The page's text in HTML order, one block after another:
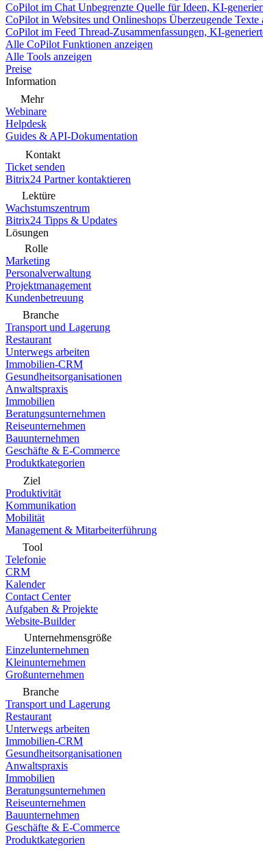
CoPilot im Chat Unbegrenzte Quelle für Ideen, KI-
CoPilot in Websites und Onlineshops Überzeugende
CoPilot im Feed Thread-Zusammenfassungen, KI-
Alle CoPilot Funktionen anzeigen
Alle Tools anzeigen
Preise
Information
Mehr
Webinare
Helpdesk
Guides & API-Dokumentation
Kontakt
Ticket senden
Bitrix24 Partner kontaktieren
Lektüre
Wachstumszentrum
Bitrix24 Tipps & Updates
Lösungen
Rolle
Marketing
Personalverwaltung
Projektmanagement
Kundenbetreuung
Branche
Transport und Lagerung
Restaurant
Unterwegs arbeiten
Immobilien-CRM
Gesundheitsorganisationen
Anwaltspraxis
Immobilien
Beratungsunternehmen
Reiseunternehmen
Bauunternehmen
Geschäfte & E-Commerce
Produktkategorien
Ziel
Produktivität
Kommunikation
Mobilität
Management & Mitarbeiterführung
Tool
Telefonie
CRM
Kalender
Contact Center
Aufgaben & Projekte
Website-Builder
Unternehmensgröße
Einzelunternehmen
Kleinunternehmen
Großunternehmen
Branche
Transport und Lagerung
Restaurant
Unterwegs arbeiten
Immobilien-CRM
Gesundheitsorganisationen
Anwaltspraxis
Immobilien
Beratungsunternehmen
Reiseunternehmen
Bauunternehmen
Geschäfte & E-Commerce
Produktkategorien